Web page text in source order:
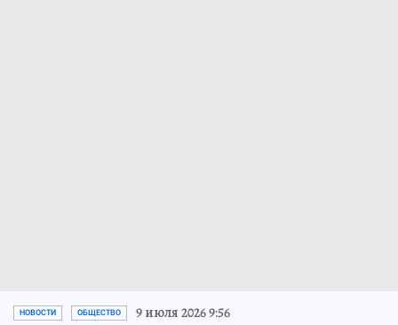
НОВОСТИ ОБЩЕСТВО 9 июля 2026 9:56